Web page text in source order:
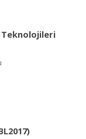
Teknolojileri